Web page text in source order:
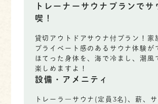
トレーナーサウナプランでサ
喫！
貸切アウトドアサウナ付プラン！家
プライベート感のあるサウナ体験が
ほてった身体を、海で冷まし、潮風
楽しめますよ！
設備・アメニティ
トレーラ―サウナ(定員3名)、薪、サ